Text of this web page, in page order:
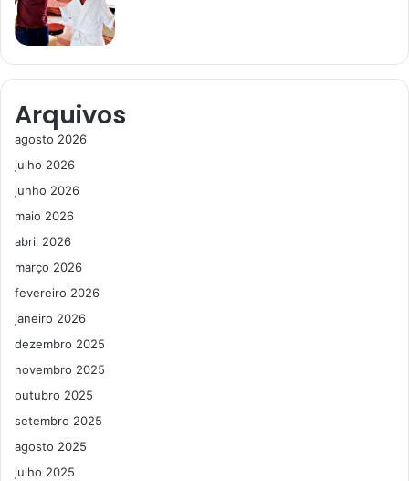
Arquivos
agosto 2026
julho 2026
junho 2026
maio 2026
abril 2026
março 2026
fevereiro 2026
janeiro 2026
dezembro 2025
novembro 2025
outubro 2025
setembro 2025
agosto 2025
julho 2025